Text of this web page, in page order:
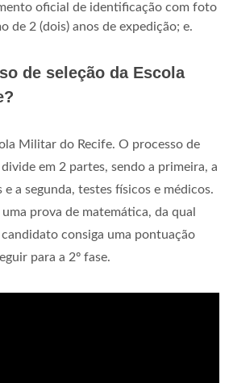
oficial de identificação com foto
de 2 (dois) anos de expedição; e.
de seleção da Escola
Militar do Recife. O processo de
em 2 partes, sendo a primeira, a
e a segunda, testes físicos e médicos.
prova de matemática, da qual
consiga uma pontuação
para a 2º fase.